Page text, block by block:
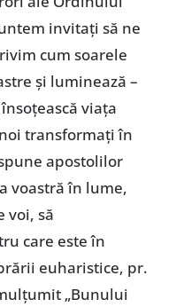
invitaţi să ne
cum soarele
şi luminează –
viaţa
transformaţi în
apostolilor
voastră în lume,
voi, să
care este în
euharistice, pr.
„Bunului